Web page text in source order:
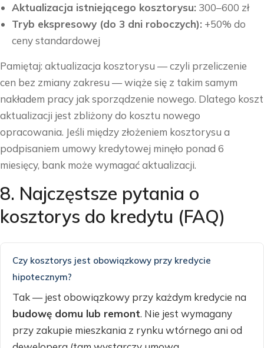
Aktualizacja istniejącego kosztorysu: 300–600 zł
Tryb ekspresowy (do 3 dni roboczych): +50% do
ceny standardowej
Pamiętaj: aktualizacja kosztorysu — czyli przeliczenie
cen bez zmiany zakresu — wiąże się z takim samym
nakładem pracy jak sporządzenie nowego. Dlatego koszt
aktualizacji jest zbliżony do kosztu nowego
opracowania. Jeśli między złożeniem kosztorysu a
podpisaniem umowy kredytowej minęło ponad 6
miesięcy, bank może wymagać aktualizacji.
8. Najczęstsze pytania o
kosztorys do kredytu (FAQ)
Czy kosztorys jest obowiązkowy przy kredycie
hipotecznym?
Tak — jest obowiązkowy przy każdym kredycie na
budowę domu lub remont. Nie jest wymagany
przy zakupie mieszkania z rynku wtórnego ani od